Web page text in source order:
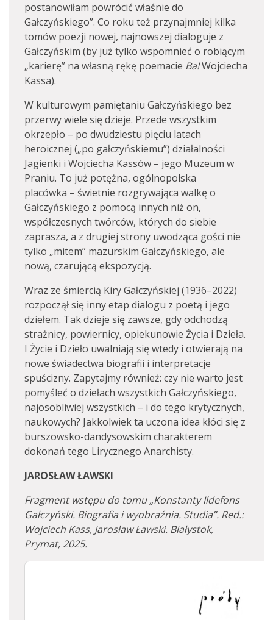
postanowiłam powrócić właśnie do
Gałczyńskiego”. Co roku też przynajmniej kilka
tomów poezji nowej, najnowszej dialoguje z
Gałczyńskim (by już tylko wspomnieć o robiącym
„karierę” na własną rękę poemacie Ba!Wojciecha
Kassa).
W kulturowym pamiętaniu Gałczyńskiego bez
przerwy wiele się dzieje. Przede wszystkim
okrzepło – po dwudziestu pięciu latach
heroicznej („po gałczyńskiemu”) działalności
Jagienki i Wojciecha Kassów – jego Muzeum w
Praniu. To już potężna, ogólnopolska
placówka – świetnie rozgrywająca walkę o
Gałczyńskiego z pomocą innych niż on,
współczesnych twórców, których do siebie
zaprasza, a z drugiej strony uwodząca gości nie
tylko „mitem” mazurskim Gałczyńskiego, ale
nową, czarującą ekspozycją.
Wraz ze śmiercią Kiry Gałczyńskiej (1936–2022)
rozpoczął się inny etap dialogu z poetą i jego
dziełem. Tak dzieje się zawsze, gdy odchodzą
strażnicy, powiernicy, opiekunowie Życia i Dzieła.
I Życie i Dzieło uwalniają się wtedy i otwierają na
nowe świadectwa biografii i interpretacje
spuścizny. Zapytajmy również: czy nie warto jest
pomyśleć o dziełach wszystkich Gałczyńskiego,
najosobliwiej wszystkich – i do tego krytycznych,
naukowych? Jakkolwiek ta uczona idea kłóci się z
burszowsko-dandysowskim charakterem
dokonań tego Lirycznego Anarchisty.
JAROSŁAW ŁAWSKI
Fragment wstępu do tomu „Konstanty Ildefons
Gałczyński. Biografia i wyobraźnia. Studia”. Red.:
Wojciech Kass, Jarosław Ławski. Białystok,
Prymat, 2025.